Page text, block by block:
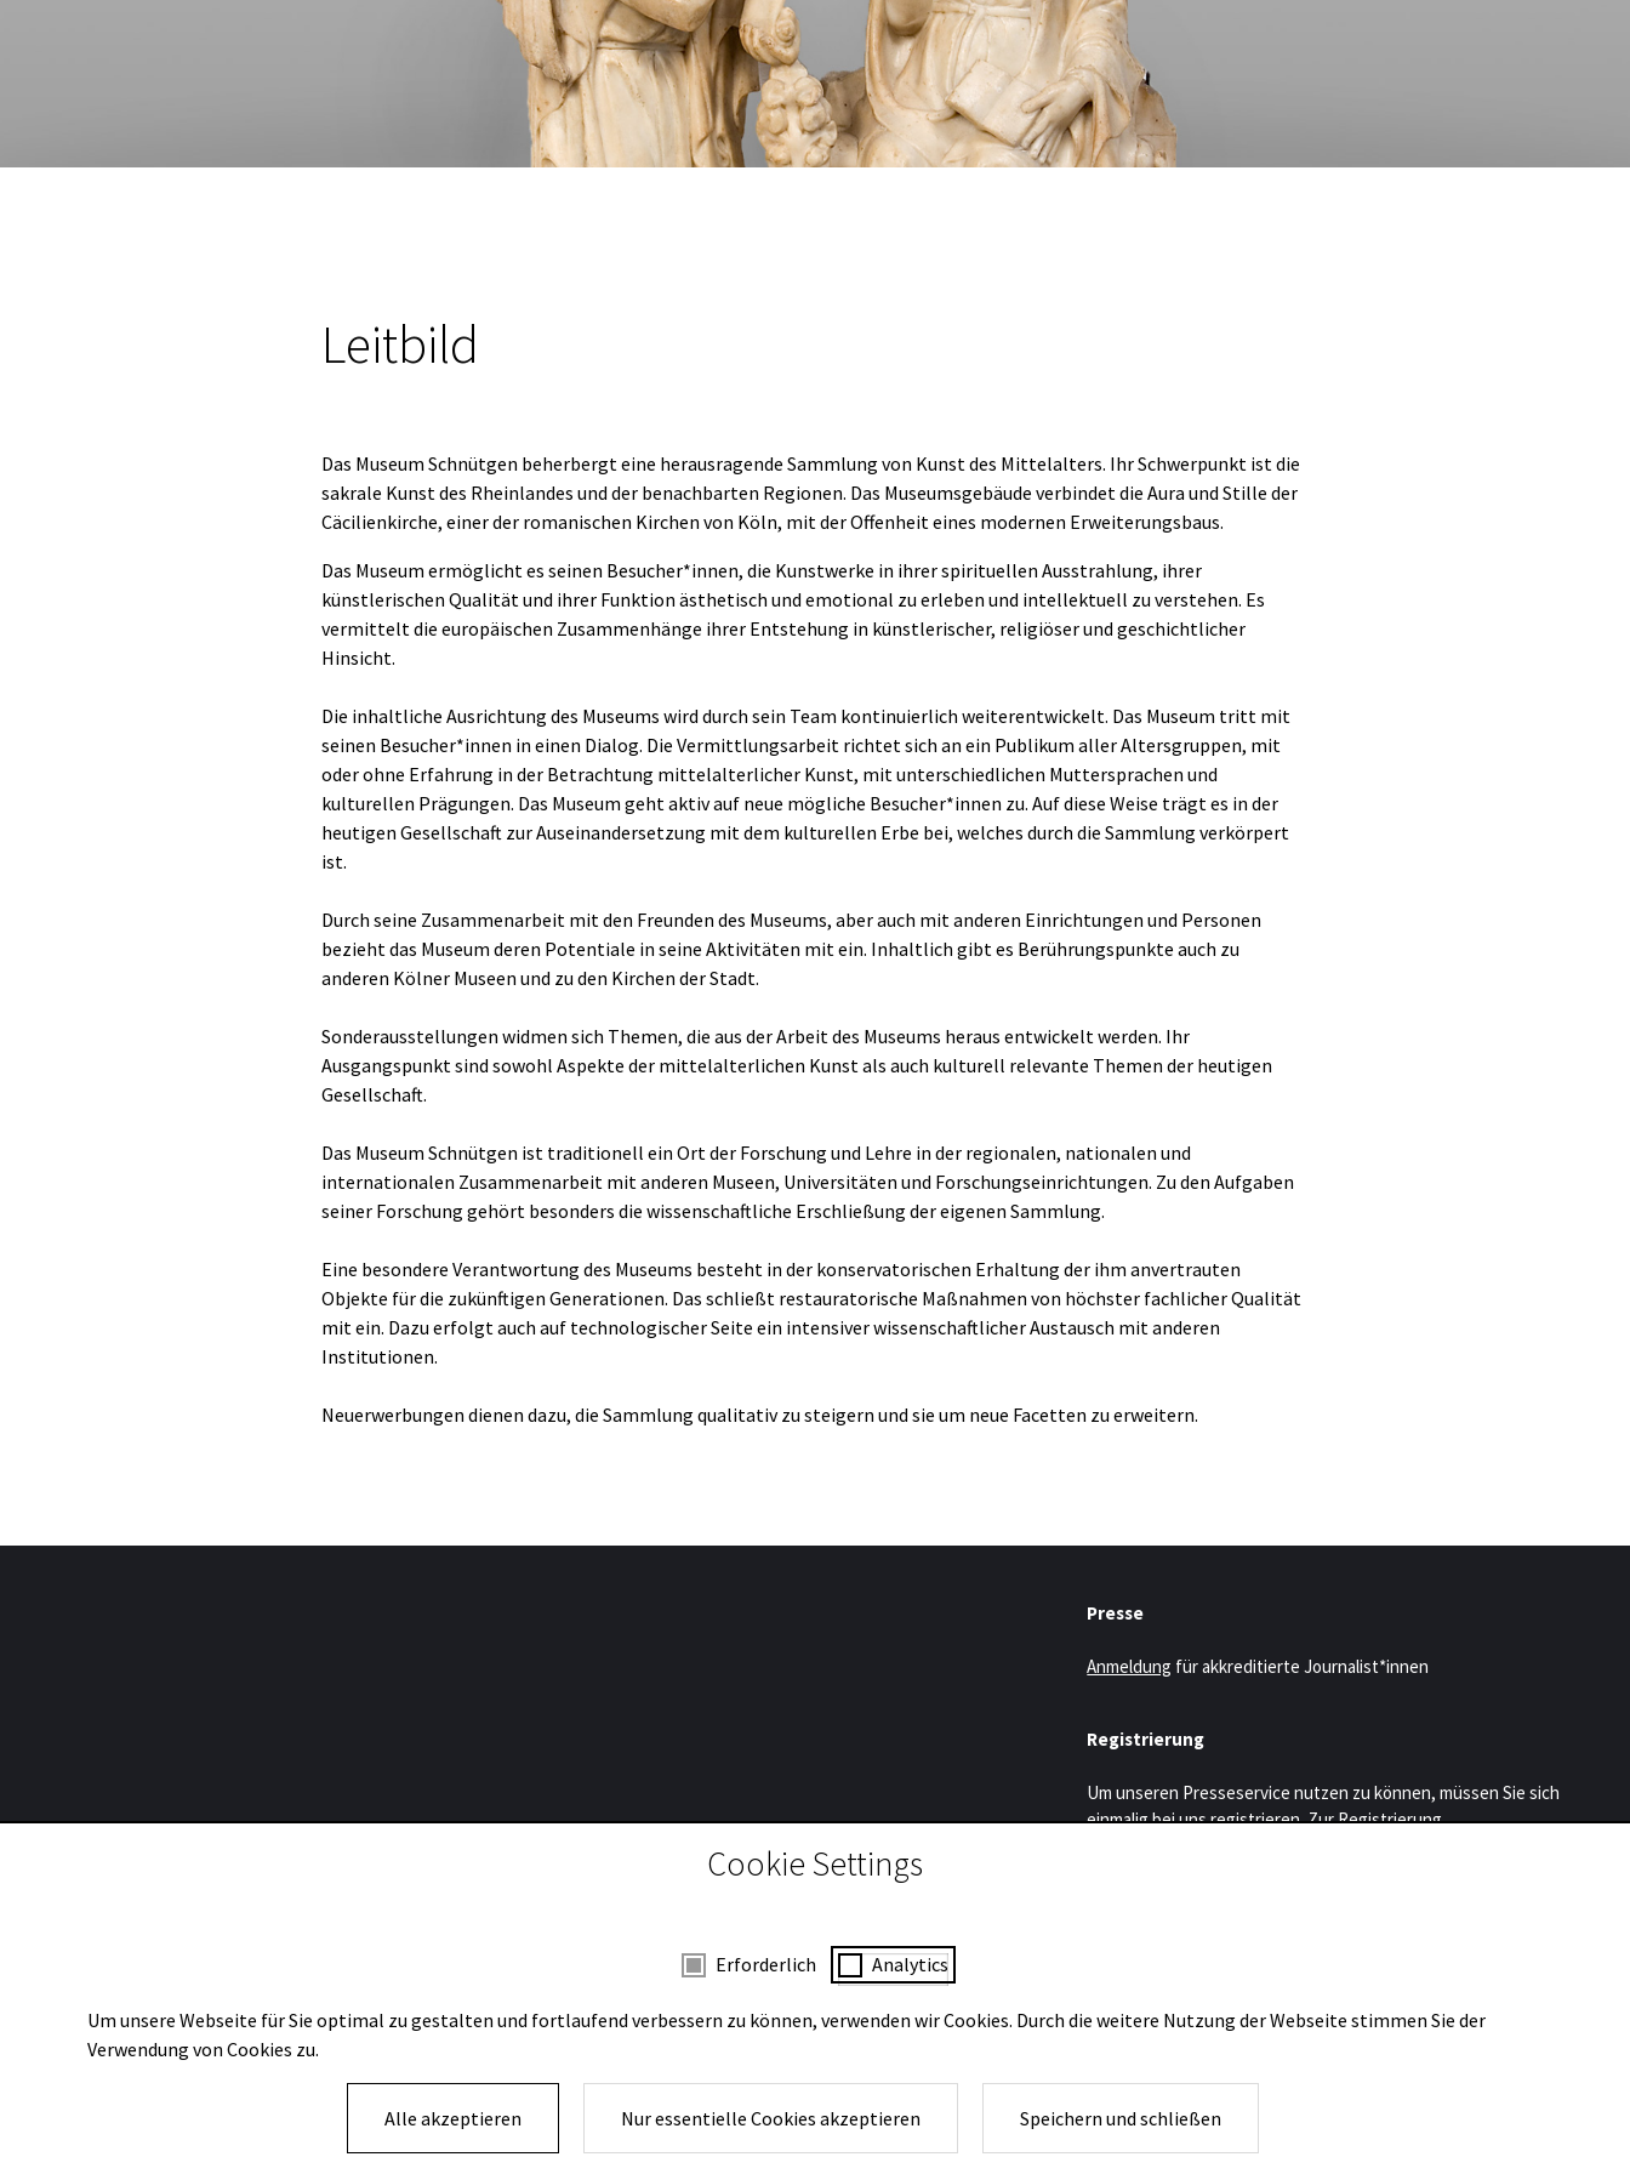
Leitbild
Das Museum Schnütgen beherbergt eine herausragende Sammlung von Kunst des Mittelalters. Ihr Schwerpunkt ist die
sakrale Kunst des Rheinlandes und der benachbarten Regionen. Das Museumsgebäude verbindet die Aura und Stille der
Cäcilienkirche, einer der romanischen Kirchen von Köln, mit der Offenheit eines modernen Erweiterungsbaus.
Das Museum ermöglicht es seinen Besucher*innen, die Kunstwerke in ihrer spirituellen Ausstrahlung, ihrer
künstlerischen Qualität und ihrer Funktion ästhetisch und emotional zu erleben und intellektuell zu verstehen. Es
vermittelt die europäischen Zusammenhänge ihrer Entstehung in künstlerischer, religiöser und geschichtlicher
Hinsicht.
Die inhaltliche Ausrichtung des Museums wird durch sein Team kontinuierlich weiterentwickelt. Das Museum tritt mit
seinen Besucher*innen in einen Dialog. Die Vermittlungsarbeit richtet sich an ein Publikum aller Altersgruppen, mit
oder ohne Erfahrung in der Betrachtung mittelalterlicher Kunst, mit unterschiedlichen Muttersprachen und
kulturellen Prägungen. Das Museum geht aktiv auf neue mögliche Besucher*innen zu. Auf diese Weise trägt es in der
heutigen Gesellschaft zur Auseinandersetzung mit dem kulturellen Erbe bei, welches durch die Sammlung verkörpert
ist.
Durch seine Zusammenarbeit mit den Freunden des Museums, aber auch mit anderen Einrichtungen und Personen
bezieht das Museum deren Potentiale in seine Aktivitäten mit ein. Inhaltlich gibt es Berührungspunkte auch zu
anderen Kölner Museen und zu den Kirchen der Stadt.
Sonderausstellungen widmen sich Themen, die aus der Arbeit des Museums heraus entwickelt werden. Ihr
Ausgangspunkt sind sowohl Aspekte der mittelalterlichen Kunst als auch kulturell relevante Themen der heutigen
Gesellschaft.
Das Museum Schnütgen ist traditionell ein Ort der Forschung und Lehre in der regionalen, nationalen und
internationalen Zusammenarbeit mit anderen Museen, Universitäten und Forschungseinrichtungen. Zu den Aufgaben
seiner Forschung gehört besonders die wissenschaftliche Erschließung der eigenen Sammlung.
Eine besondere Verantwortung des Museums besteht in der konservatorischen Erhaltung der ihm anvertrauten
Objekte für die zukünftigen Generationen. Das schließt restauratorische Maßnahmen von höchster fachlicher Qualität
mit ein. Dazu erfolgt auch auf technologischer Seite ein intensiver wissenschaftlicher Austausch mit anderen
Institutionen.
Neuerwerbungen dienen dazu, die Sammlung qualitativ zu steigern und sie um neue Facetten zu erweitern.
Presse
Anmeldung für akkreditierte Journalist*innen
Registrierung
Um unseren Presseservice nutzen zu können, müssen Sie sich
einmalig bei uns registrieren.Zur Registrierung
Impressum und Datenschutz Presse Kontakt
Cookie Settings
Consent Selection | Auswahl der Cookies mit ZustimmungErforderlich Analytics
Um unsere Webseite für Sie optimal zu gestalten und fortlaufend verbessern zu können, verwenden wir Cookies. Durch die weitere Nutzung der Webseite stimmen Sie der
Verwendung von Cookies zu.
Alle akzeptieren Nur essentielle Cookies akzeptieren Speichern und schließen